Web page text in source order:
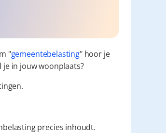
"gemeentebelasting" hoor je
in jouw woonplaats?
precies inhoudt.